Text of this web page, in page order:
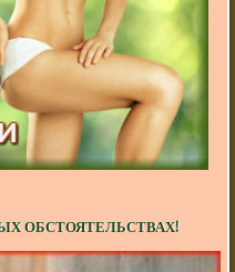
ОБСТОЯТЕЛЬСТВАХ!